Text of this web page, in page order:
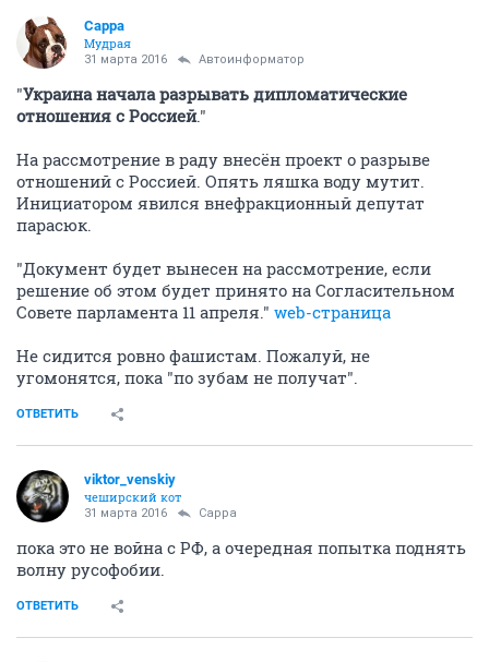
Сарра
Мудрая
31 марта 2016 Автоинформатор
"Украина начала разрывать дипломатические
отношения с Россией."
На рассмотрение в раду внесён проект о разрыве
отношений с Россией. Опять ляшка воду мутит.
Инициатором явился внефракционный депутат
парасюк.
"Документ будет вынесен на рассмотрение, если
решение об этом будет принято на Согласительном
Совете парламента 11 апреля." web-страница
Не сидится ровно фашистам. Пожалуй, не
угомонятся, пока "по зубам не получат".
ОТВЕТИТЬ
viktor_venskiy
чеширский кот
31 марта 2016 Сарра
пока это не война с РФ, а очередная попытка поднять
волну русофобии.
ОТВЕТИТЬ